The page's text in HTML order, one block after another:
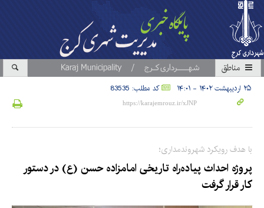
مناطق
۲۵ اردیبهشت ۱۴۰۲ - ۱۴:۰۱ کد مطلب: 83535
با هدف رویکرد شهروندمداری؛
پروژه احداث پیاده‌راه تاریخی امامزاده حسن (ع) در دستور
کار قرار گرفت